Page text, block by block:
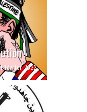
!
février 2022